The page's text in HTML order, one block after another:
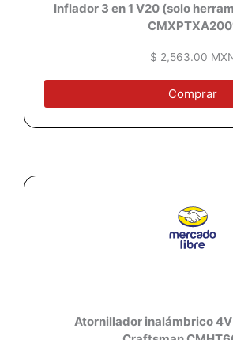
Inflador 3 en 1 V20 (solo
$ 2,563.00
Comprar
Atornillador inalámbrico